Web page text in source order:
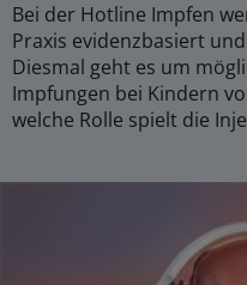
Bei der Hotline Impfen
Praxis evidenzbasiert
Diesmal geht es um
Impfungen bei Kindern
welche Rolle spielt die